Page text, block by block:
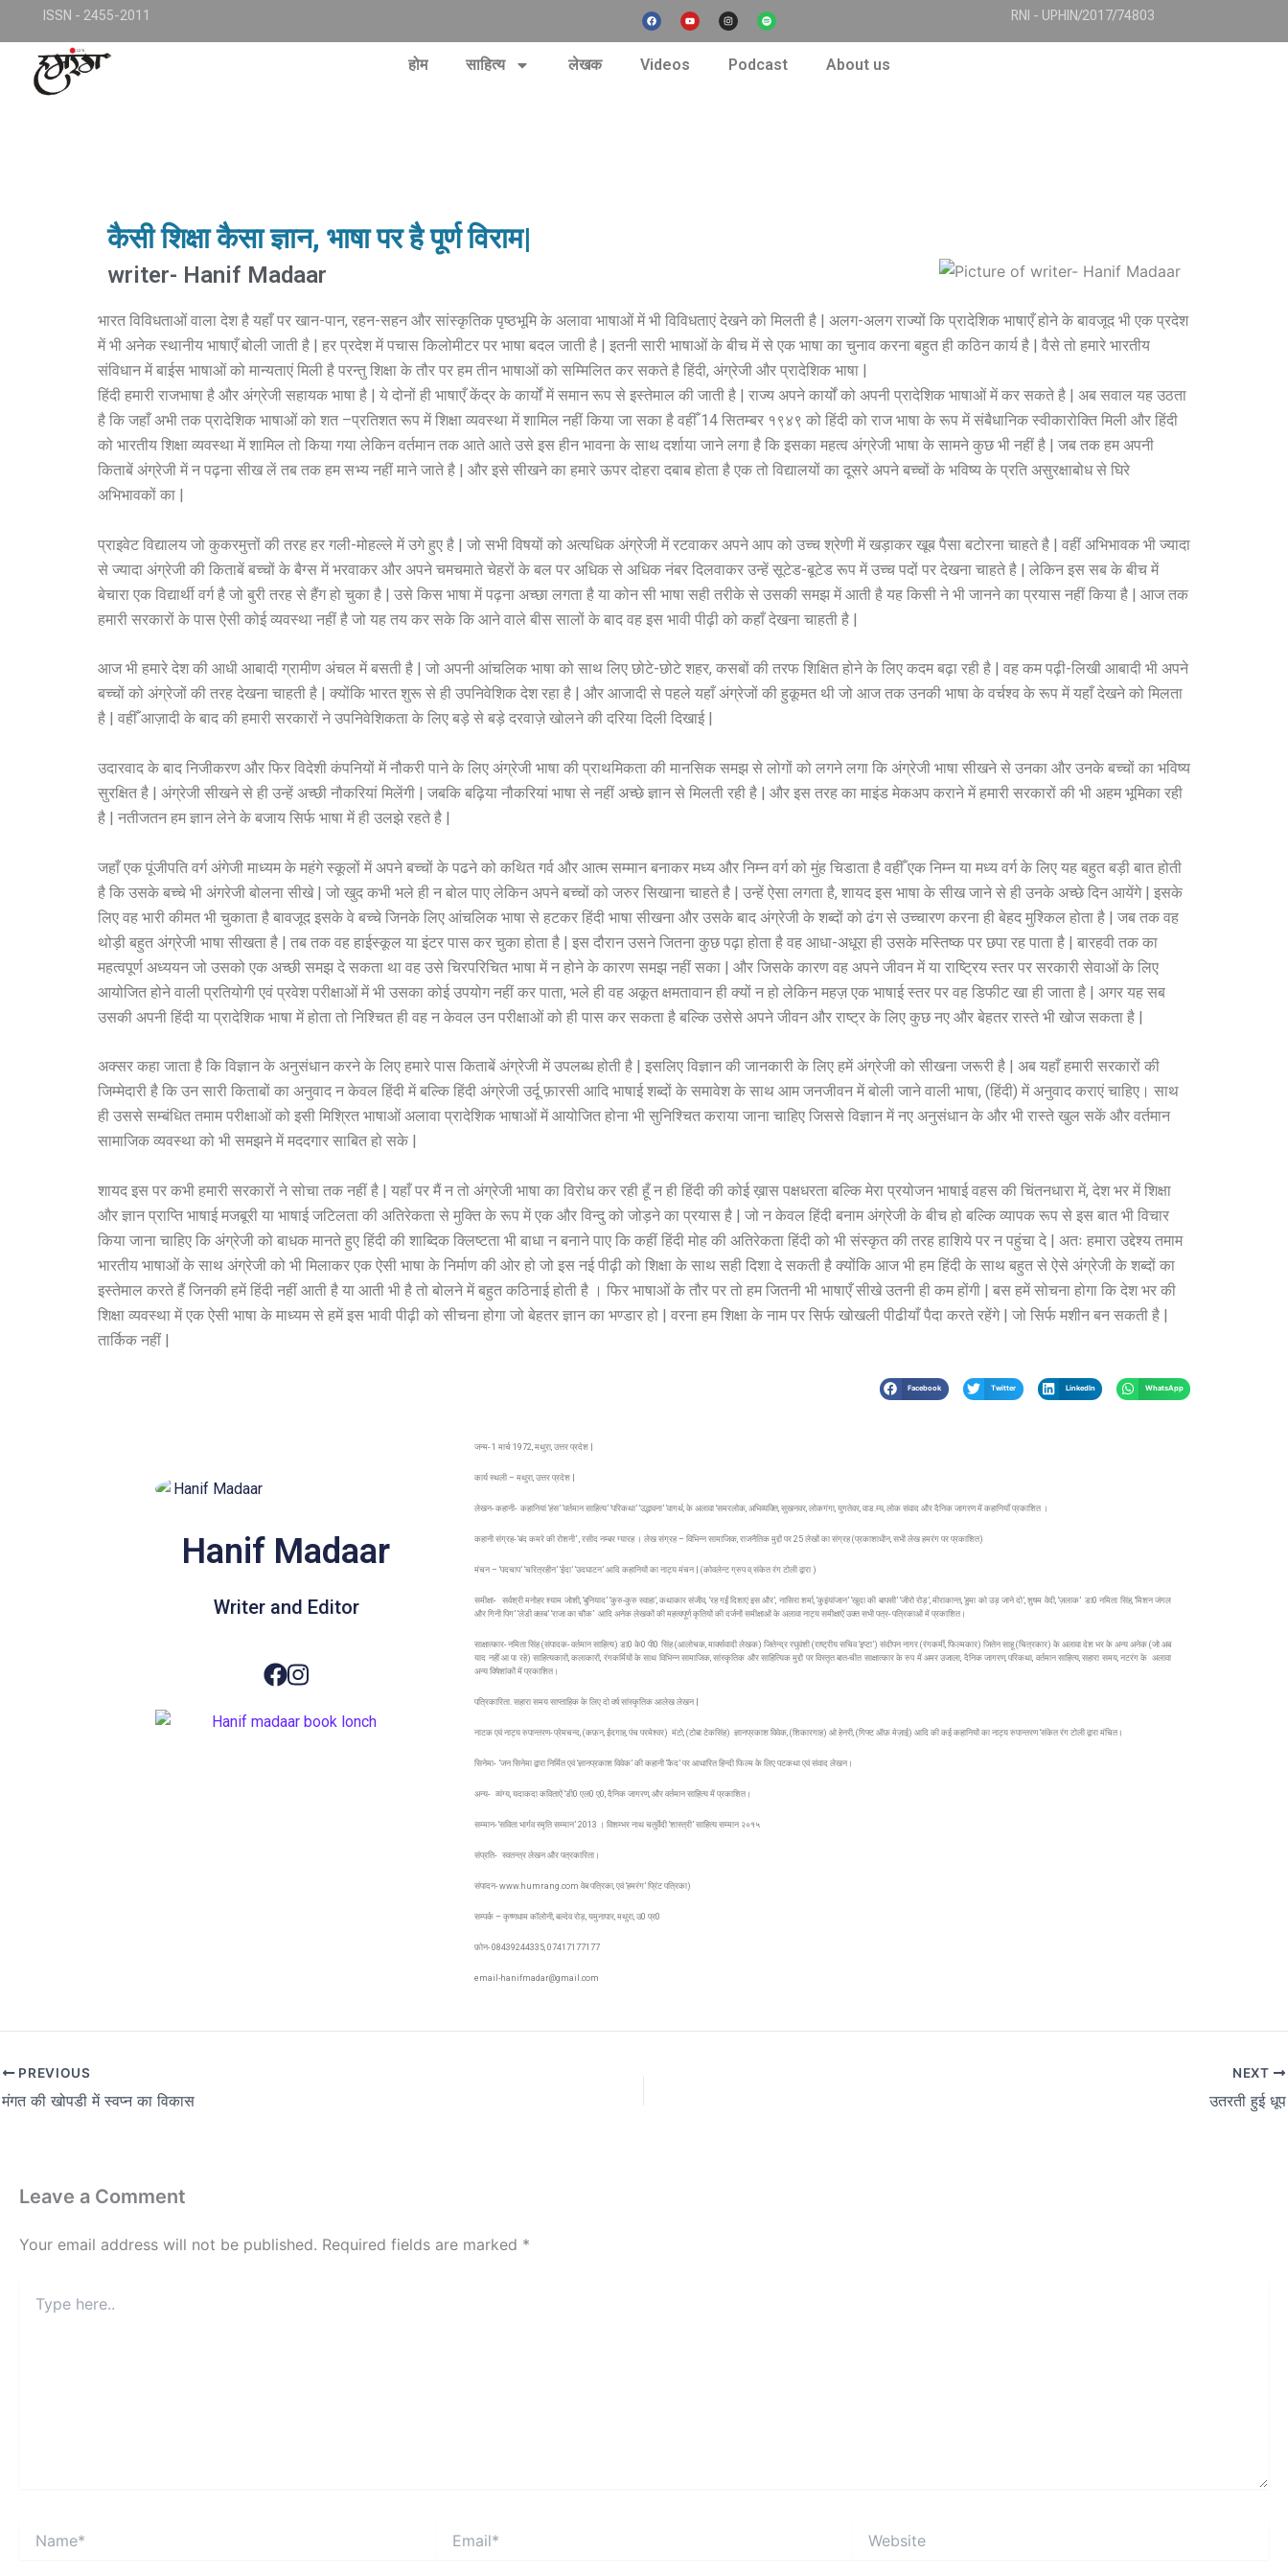
TKjNCP4frpJsub1QbSYMGphQaujBY6Of8-pr1kL7kJQ
content
ISSN - 2455-2011
F
a
c
e
o
o
Y
o
u
t
e
I
n
s
t
g
r
S
p
o
t
f
y
RNI - UPHIN/2017/74803
होम साहित्य लेखक Videos Podcast About us
कैसी शिक्षा कैसा ज्ञान, भाषा पर है पूर्ण विराम|
writer- Hanif Madaar
भारत विविधताओं वाला देश है यहाँ पर खान-पान, रहन-सहन और सांस्कृतिक पृष्ठभूमि के अलावा भाषाओं में भी विविधताएं देखने को मिलती है | अलग-अलग राज्यों कि प्रादेशिक भाषाएँ होने के बावजूद भी एक प्रदेश
में भी अनेक स्थानीय भाषाएँ बोली जाती है | हर प्रदेश में पचास किलोमीटर पर भाषा बदल जाती है | इतनी सारी भाषाओं के बीच में से एक भाषा का चुनाव करना बहुत ही कठिन कार्य है | वैसे तो हमारे भारतीय
संविधान में बाईस भाषाओं को मान्यताएं मिली है परन्तु शिक्षा के तौर पर हम तीन भाषाओं को सम्मिलित कर सकते है हिंदी, अंग्रेजी और प्रादेशिक भाषा |
हिंदी हमारी राजभाषा है और अंग्रेजी सहायक भाषा है | ये दोनों ही भाषाएँ केंद्र के कार्यों में समान रूप से इस्तेमाल की जाती है | राज्य अपने कार्यों को अपनी प्रादेशिक भाषाओं में कर सकते है | अब सवाल यह उठता
है कि जहाँ अभी तक प्रादेशिक भाषाओं को शत –प्रतिशत रूप में शिक्षा व्यवस्था में शामिल नहीं किया जा सका है वहीँ 14 सितम्बर १९४९ को हिंदी को राज भाषा के रूप में संबैधानिक स्वीकारोक्ति मिली और हिंदी
को भारतीय शिक्षा व्यवस्था में शामिल तो किया गया लेकिन वर्तमान तक आते आते उसे इस हीन भावना के साथ दर्शाया जाने लगा है कि इसका महत्व अंग्रेजी भाषा के सामने कुछ भी नहीं है | जब तक हम अपनी
किताबें अंग्रेजी में न पढ़ना सीख लें तब तक हम सभ्य नहीं माने जाते है | और इसे सीखने का हमारे ऊपर दोहरा दबाब होता है एक तो विद्यालयों का दूसरे अपने बच्चों के भविष्य के प्रति असुरक्षाबोध से घिरे
अभिभावकों का |
प्राइवेट विद्यालय जो कुकरमुत्तों की तरह हर गली-मोहल्ले में उगे हुए है | जो सभी विषयों को अत्यधिक अंग्रेजी में रटवाकर अपने आप को उच्च श्रेणी में खड़ाकर खूब पैसा बटोरना चाहते है | वहीं अभिभावक भी ज्यादा
से ज्यादा अंग्रेजी की किताबें बच्चों के बैग्स में भरवाकर और अपने चमचमाते चेहरों के बल पर अधिक से अधिक नंबर दिलवाकर उन्हें सूटेड-बूटेड रूप में उच्च पदों पर देखना चाहते है | लेकिन इस सब के बीच में
बेचारा एक विद्यार्थी वर्ग है जो बुरी तरह से हैंग हो चुका है | उसे किस भाषा में पढ़ना अच्छा लगता है या कोन सी भाषा सही तरीके से उसकी समझ में आती है यह किसी ने भी जानने का प्रयास नहीं किया है | आज तक
हमारी सरकारों के पास ऐसी कोई व्यवस्था नहीं है जो यह तय कर सके कि आने वाले बीस सालों के बाद वह इस भावी पीढ़ी को कहाँ देखना चाहती है |
आज भी हमारे देश की आधी आबादी ग्रामीण अंचल में बसती है | जो अपनी आंचलिक भाषा को साथ लिए छोटे-छोटे शहर, कसबों की तरफ शिक्षित होने के लिए कदम बढ़ा रही है | वह कम पढ़ी-लिखी आबादी भी अपने
बच्चों को अंग्रेजों की तरह देखना चाहती है | क्योंकि भारत शुरू से ही उपनिवेशिक देश रहा है | और आजादी से पहले यहाँ अंग्रेजों की हुकूमत थी जो आज तक उनकी भाषा के वर्चश्व के रूप में यहाँ देखने को मिलता
है | वहीँ आज़ादी के बाद की हमारी सरकारों ने उपनिवेशिकता के लिए बड़े से बड़े दरवाज़े खोलने की दरिया दिली दिखाई |
उदारवाद के बाद निजीकरण और फिर विदेशी कंपनियों में नौकरी पाने के लिए अंग्रेजी भाषा की प्राथमिकता की मानसिक समझ से लोगों को लगने लगा कि अंग्रेजी भाषा सीखने से उनका और उनके बच्चों का भविष्य
सुरक्षित है | अंग्रेजी सीखने से ही उन्हें अच्छी नौकरियां मिलेंगी | जबकि बढ़िया नौकरियां भाषा से नहीं अच्छे ज्ञान से मिलती रही है | और इस तरह का माइंड मेकअप कराने में हमारी सरकारों की भी अहम भूमिका रही
है | नतीजतन हम ज्ञान लेने के बजाय सिर्फ भाषा में ही उलझे रहते है |
जहाँ एक पूंजीपति वर्ग अंगेजी माध्यम के महंगे स्कूलों में अपने बच्चों के पढने को कथित गर्व और आत्म सम्मान बनाकर मध्य और निम्न वर्ग को मुंह चिडाता है वहीँ एक निम्न या मध्य वर्ग के लिए यह बहुत बड़ी बात होती
है कि उसके बच्चे भी अंगरेजी बोलना सीखे | जो खुद कभी भले ही न बोल पाए लेकिन अपने बच्चों को जरुर सिखाना चाहते है | उन्हें ऐसा लगता है, शायद इस भाषा के सीख जाने से ही उनके अच्छे दिन आयेंगे | इसके
लिए वह भारी कीमत भी चुकाता है बावजूद इसके वे बच्चे जिनके लिए आंचलिक भाषा से हटकर हिंदी भाषा सीखना और उसके बाद अंग्रेजी के शब्दों को ढंग से उच्चारण करना ही बेहद मुश्किल होता है | जब तक वह
थोड़ी बहुत अंग्रेजी भाषा सीखता है | तब तक वह हाईस्कूल या इंटर पास कर चुका होता है | इस दौरान उसने जितना कुछ पढ़ा होता है वह आधा-अधूरा ही उसके मस्तिष्क पर छपा रह पाता है | बारहवी तक का
महत्वपूर्ण अध्ययन जो उसको एक अच्छी समझ दे सकता था वह उसे चिरपरिचित भाषा में न होने के कारण समझ नहीं सका | और जिसके कारण वह अपने जीवन में या राष्ट्रिय स्तर पर सरकारी सेवाओं के लिए
आयोजित होने वाली प्रतियोगी एवं प्रवेश परीक्षाओं में भी उसका कोई उपयोग नहीं कर पाता, भले ही वह अकूत क्षमतावान ही क्यों न हो लेकिन महज़ एक भाषाई स्तर पर वह डिफीट खा ही जाता है | अगर यह सब
उसकी अपनी हिंदी या प्रादेशिक भाषा में होता तो निश्चित ही वह न केवल उन परीक्षाओं को ही पास कर सकता है बल्कि उसेसे अपने जीवन और राष्ट्र के लिए कुछ नए और बेहतर रास्ते भी खोज सकता है |
अक्सर कहा जाता है कि विज्ञान के अनुसंधान करने के लिए हमारे पास किताबें अंग्रेजी में उपलब्ध होती है | इसलिए विज्ञान की जानकारी के लिए हमें अंग्रेजी को सीखना जरूरी है | अब यहाँ हमारी सरकारों की
जिम्मेदारी है कि उन सारी किताबों का अनुवाद न केवल हिंदी में बल्कि हिंदी अंग्रेजी उर्दू फ़ारसी आदि भाषाई शब्दों के समावेश के साथ आम जनजीवन में बोली जाने वाली भाषा, (हिंदी) में अनुवाद कराएं चाहिए। साथ
ही उससे सम्बंधित तमाम परीक्षाओं को इसी मिश्रित भाषाओं अलावा प्रादेशिक भाषाओं में आयोजित होना भी सुनिश्चित कराया जाना चाहिए जिससे विज्ञान में नए अनुसंधान के और भी रास्ते खुल सकें और वर्तमान
सामाजिक व्यवस्था को भी समझने में मददगार साबित हो सके |
शायद इस पर कभी हमारी सरकारों ने सोचा तक नहीं है | यहाँ पर मैं न तो अंग्रेजी भाषा का विरोध कर रही हूँ न ही हिंदी की कोई ख़ास पक्षधरता बल्कि मेरा प्रयोजन भाषाई वहस की चिंतनधारा में, देश भर में शिक्षा
और ज्ञान प्राप्ति भाषाई मजबूरी या भाषाई जटिलता की अतिरेकता से मुक्ति के रूप में एक और विन्दु को जोड़ने का प्रयास है | जो न केवल हिंदी बनाम अंग्रेजी के बीच हो बल्कि व्यापक रूप से इस बात भी विचार
किया जाना चाहिए कि अंग्रेजी को बाधक मानते हुए हिंदी की शाब्दिक क्लिष्टता भी बाधा न बनाने पाए कि कहीं हिंदी मोह की अतिरेकता हिंदी को भी संस्कृत की तरह हाशिये पर न पहुंचा दे | अतः हमारा उद्देश्य तमाम
भारतीय भाषाओं के साथ अंग्रेजी को भी मिलाकर एक ऐसी भाषा के निर्माण की ओर हो जो इस नई पीढ़ी को शिक्षा के साथ सही दिशा दे सकती है क्योंकि आज भी हम हिंदी के साथ बहुत से ऐसे अंग्रेजी के शब्दों का
इस्तेमाल करते हैं जिनकी हमें हिंदी नहीं आती है या आती भी है तो बोलने में बहुत कठिनाई होती है । फिर भाषाओं के तौर पर तो हम जितनी भी भाषाएँ सीखे उतनी ही कम होंगी | बस हमें सोचना होगा कि देश भर की
शिक्षा व्यवस्था में एक ऐसी भाषा के माध्यम से हमें इस भावी पीढ़ी को सीचना होगा जो बेहतर ज्ञान का भण्डार हो | वरना हम शिक्षा के नाम पर सिर्फ खोखली पीढीयाँ पैदा करते रहेंगे | जो सिर्फ मशीन बन सकती है |
तार्किक नहीं |
Facebook Twitter LinkedIn WhatsApp
Hanif Madaar
Writer and Editor
जन्म- 1 मार्च 1972, मथुरा, उत्तर प्रदेश |
कार्य स्थली – मथुरा, उत्तर प्रदेश |
लेखन- कहानी- कहानियां ‘हंस’ ‘वर्तमान साहित्य’ ‘परिकथा’ ‘उद्भावना’ ‘वागर्थ, के अलावा ‘समरलोक, अभिव्यक्ति, सुखनवर, लोकगंगा, युगतेवर, वाड.म्य, लोक संवाद और दैनिक जागरण में कहानियाँ प्रकाशित ।
कहानी संग्रह- ‘बंद कमरे की रोशनी’ , रसीद नम्बर ग्यारह । लेख संग्रह – विभिन्न सामाजिक, राजनैतिक मुद्दों पर 25 लेखों का संग्रह (प्रकाशाधीन, सभी लेख हमरंग पर प्रकाशित)
मंचन – ‘पदचाप’ ‘चरित्रहीन’ ‘ईदा’ ‘उदघाटन’ आदि कहानियों का नाट्य मंचन | (कोवलेन्ट ग्रुप व् संकेत रंग टोली द्वारा )
समीक्षा- सर्वश्री मनोहर श्याम जोशी, ‘बुनियाद’ ‘कुरु-कुरु स्वाहा’, कथाकार संजीव, ‘रह गईं दिशाएं इस और’, नासिरा शर्मा, ‘कुइंयांजान’ ‘खुदा की बापसी’ ‘जीरो रोड़’, मीराकान्त, ‘हुमा को उड़ जाने दो’, शुषम वेदी, ‘ज़लाक’ डा0 नमिता सिंह, ‘मिशन जंगल
और गिनी पिग’ ‘लेडी क्लब’ ‘राजा का चौक’ आदि अनेक लेखकों की महत्वपूर्ण कृतियों की दर्जनों समीक्षाओं के अलावा नाट्य समीक्षाऐं उक्त सभी पत्र- पत्रिकाओं में प्रकाशित।
साक्षात्कार- नमिता सिंह (संपादक- वर्तमान साहित्य) डा0 के0 पी0 सिंह (आलोचक, मार्क्सवादी लेखक) जितेन्द्र रघुवंशी (राष्ट्रीय सचिव ‘इप्टा’) संदीपन नागर (रंगकर्मी, फिल्मकार) जितेन साहू (चित्रकार) के अलावा देश भर के अन्य अनेक (जो अब
याद नहीं आ पा रहे) साहित्यकारों, कलाकारों, रंगकर्मियों के साथ विभिन्न सामाजिक, सांस्कृतिक और साहित्यिक मुद्दों पर विस्तृत बात-चीत साक्षात्कार के रुप में अमर उजाला, दैनिक जागरण, परिकथा, वर्तमान साहित्य, सहारा समय, नटरंग के अलावा
अन्य विषेशांकों में प्रकाशित।
पत्रिकारिता. सहारा समय साप्ताहिक के लिए दो वर्ष सांस्कृतिक आलेख लेखन |
नाटक एवं नाट्य रुपान्तरण- प्रेमचन्द, (कफ़न, ईदगाह, पंच परमेश्वर) मंटो, (टोबा टेकसिंह) ज्ञानप्रकाश विवेक, (शिकारगाह) ओ हेनरी, (गिफ्ट ऑफ़ मेज़ाई) आदि की कई कहानियों का नाट्य रुपान्तरण ‘संकेत रंग टोली द्वारा मंचित।
सिनेमा- ‘जन सिनेमा द्वारा निर्मित एवं ‘ज्ञानप्रकाश विवेक’ की कहानी ‘कैद’ पर आधारित हिन्दी फिल्म के लिए पटकथा एवं संवाद लेखन।
अन्य- व्यंग्य, यदाकदा कविताऐं ‘डी0 एल0 ए0, दैनिक जागरण, और वर्तमान साहित्य में प्रकाशित।
सम्मान- ‘सविता भार्गव स्मृति सम्मान’ 2013 । विशम्भर नाथ चतुर्वेदी ‘शास्त्री’ साहित्य सम्मान २०१५
संप्रति- स्वतन्त्र लेखन और पत्रकारिता।
संपादन- www.humrang.com वेब पत्रिका, एवं ‘हमरंग’ प्रिंट पत्रिका)
सम्पर्क – कृष्णधाम कॉलोनी, बल्देव रोड़, यमुनापार, मथुरा, उ0 प्र0
फ़ोन- 08439244335, 07417177177
email-hanifmadar@gmail.com
PREVIOUS
मंगत की खोपडी में स्वप्न का विकास
NEXT
उतरती हुई धूप
Leave a Comment
Your email address will not be published. Required fields are marked *
here..